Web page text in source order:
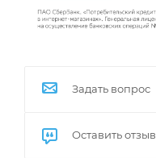
Задать вопрос
Оставить отзыв